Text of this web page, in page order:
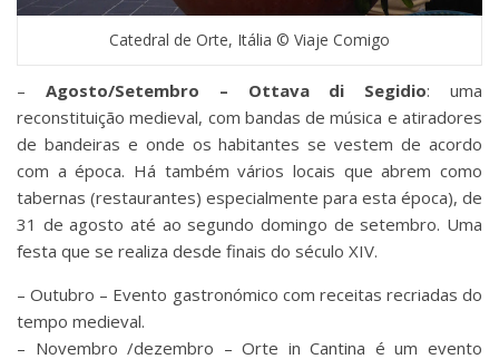
Catedral de Orte, Itália © Viaje Comigo
– Agosto/Setembro – Ottava di Segidio: uma
reconstituição medieval, com bandas de música e atiradores
de bandeiras e onde os habitantes se vestem de acordo
com a época. Há também vários locais que abrem como
tabernas (restaurantes) especialmente para esta época), de
31 de agosto até ao segundo domingo de setembro. Uma
festa que se realiza desde finais do século XIV.
– Outubro – Evento gastronómico com receitas recriadas do
tempo medieval.
– Novembro /dezembro – Orte in Cantina é um evento